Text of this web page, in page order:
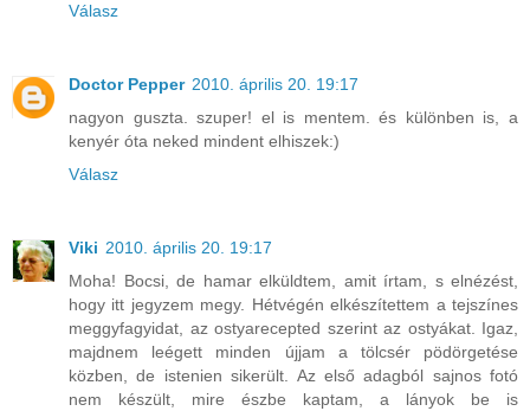
Válasz
Doctor Pepper 2010. április 20. 19:17
nagyon guszta. szuper! el is mentem. és különben is, a
kenyér óta neked mindent elhiszek:)
Válasz
Viki 2010. április 20. 19:17
Moha! Bocsi, de hamar elküldtem, amit írtam, s elnézést,
hogy itt jegyzem megy. Hétvégén elkészítettem a tejszínes
meggyfagyidat, az ostyarecepted szerint az ostyákat. Igaz,
majdnem leégett minden újjam a tölcsér pödörgetése
közben, de istenien sikerült. Az első adagból sajnos fotó
nem készült, mire észbe kaptam, a lányok be is